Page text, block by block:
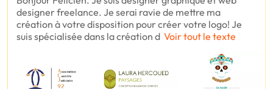
designer freelance. Je serai ravie de mettre ma
création à votre disposition pour créer votre logo! Je
suis spécialisée dans la création d Voir tout le texte